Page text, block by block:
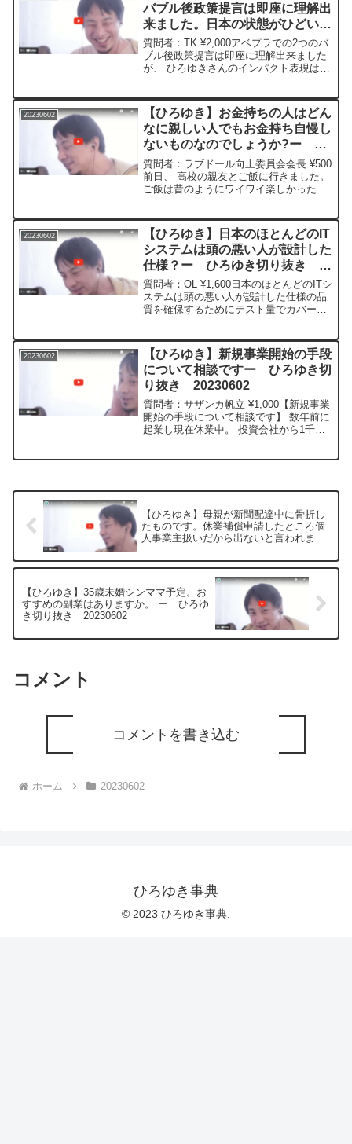
バブル後政策提言は即座に理解出
来ました。日本の状態がひどいこ
とを示しているのだと察しまし
た。ー ひろゆき切り抜き
20230602
質問者：TK ¥2,000アベプラでの2つのバ
ブル後政策提言は即座に理解出来ました
が、 ひろゆきさんのインパクト表現は成
示しているのだと察しました。 確かにバ
ブル後の政...
20230602
【ひろゆき】お金持ちの人はどん
なに親しい人でもお金持ち自慢し
ないものなのでしょうか?ー ひ
ろゆき切り抜き 20230602
質問者：ラブドール向上委員会会長 ¥500
前日、 高校の親友とご飯に行きました。
ご飯は昔のようにワイワイ楽しかったの
ました。 ですが、 全くそんな話もせ
ず、そんな身...
20230602
【ひろゆき】日本のほとんどのIT
システムは頭の悪い人が設計した
仕様？ー ひろゆき切り抜き
20230602
質問者：OL ¥1,600日本のほとんどのITシ
ステムは頭の悪い人が設計した仕様の品
質を確保するためにテスト量でカバーし
起こし内容＊＊＊＊＊＊＊＊＊＊＊＊会
社ではよる...
20230602
【ひろゆき】新規事業開始の手段
について相談ですー ひろゆき切
り抜き 20230602
質問者：サザンカ帆立 ¥1,000【新規事業
開始の手段について相談です】 数年前に
起業し現在休業中。 投資会社から1千万
【ひろゆき】母親が新聞配達中に骨折し
たものです。休業補償申請したところ個
人事業主扱いだから出ないと言われまし
【ひろゆき】35歳未婚シンママ予定。お
すすめの副業はありますか。 ー ひろゆ
き切り抜き 20230602
コメント
コメントを書き込む
ホーム 20230602
ひろゆき事典
© 2023 ひろゆき事典.